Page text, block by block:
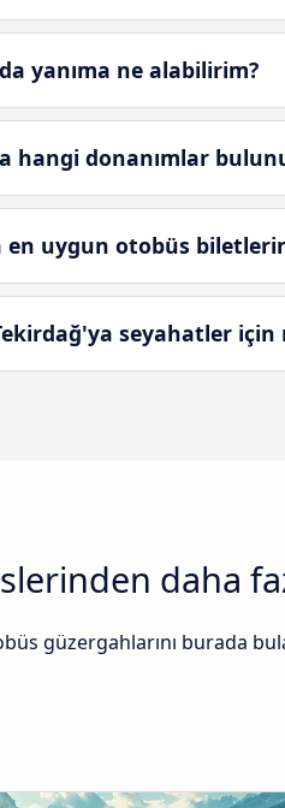
yanıma ne alabilirim?
hangi donanımlar
uygun otobüs
seyahatler için
daha
güzergahlarını burada